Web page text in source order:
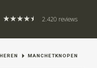
2.420 reviews
HEREN MANCHETKNOPEN